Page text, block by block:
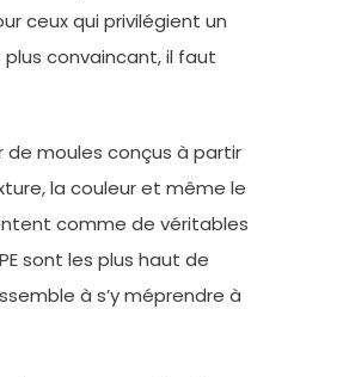
ceux qui privilégient un
convaincant, il faut
moules conçus à partir
la couleur et même le
comme de véritables
sont les plus haut de
à s’y méprendre à